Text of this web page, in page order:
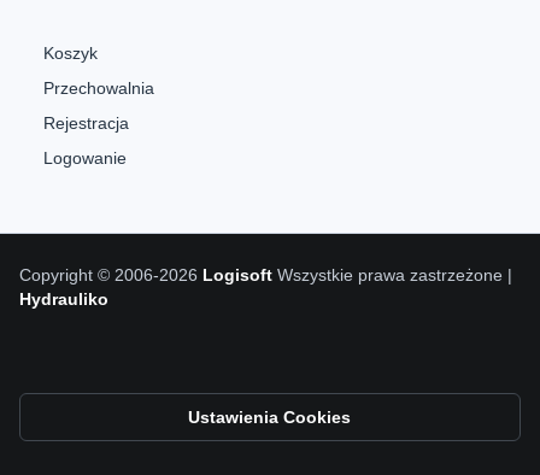
Koszyk
Przechowalnia
Rejestracja
Logowanie
Copyright © 2006-2026 Logisoft Wszystkie prawa zastrzeżone |
Hydrauliko
Ustawienia Cookies